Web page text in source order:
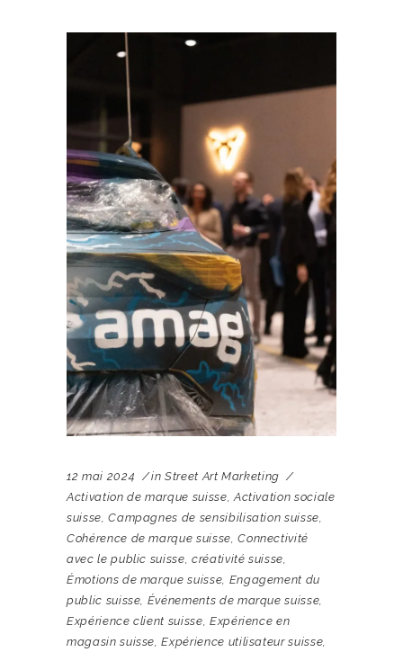
12 mai 2024 in Street Art Marketing
Activation de marque suisse,Activation sociale
suisse,Campagnes de sensibilisation suisse,
Cohérence de marque suisse,Connectivité
avec le public suisse, créativité suisse,
Émotions de marque suisse, Engagement du
public suisse, Événements de marque suisse,
Expérience client suisse, Expérience en
magasin suisse,Expérience utilisateur suisse,